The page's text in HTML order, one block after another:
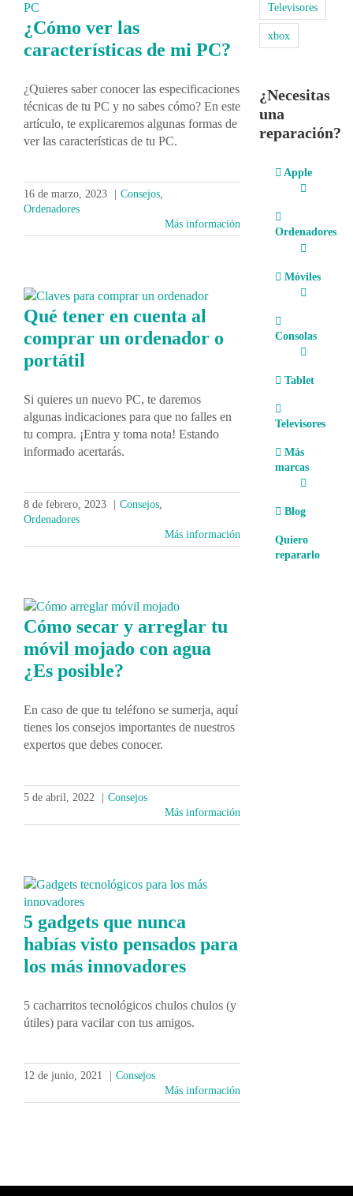
¿Cómo ver las
características de mi PC?
¿Quieres saber conocer las especificaciones
técnicas de tu PC y no sabes cómo? En este
artículo, te explicaremos algunas formas de
ver las características de tu PC.
16 de marzo, 2023 Consejos,
Ordenadores
Más información
Qué tener en cuenta al
comprar un ordenador o
portátil
Si quieres un nuevo PC, te daremos
algunas indicaciones para que no falles en
tu compra. ¡Entra y toma nota! Estando
informado acertarás.
8 de febrero, 2023 Consejos,
Ordenadores
Más información
Cómo secar y arreglar tu
móvil mojado con agua
¿Es posible?
En caso de que tu teléfono se sumerja, aquí
tienes los consejos importantes de nuestros
expertos que debes conocer.
5 de abril, 2022
Consejos
Más información
5 gadgets que nunca
habías visto pensados para
los más innovadores
5 cacharritos tecnológicos chulos chulos (y
útiles) para vacilar con tus amigos.
12 de junio, 2021
Consejos
Más información
Televisores
xbox
¿Necesitas
una
reparación?
Apple
Ordenadores
Móviles
Consolas
Tablet
Televisores
Más
marcas
Blog
Quiero
repararlo